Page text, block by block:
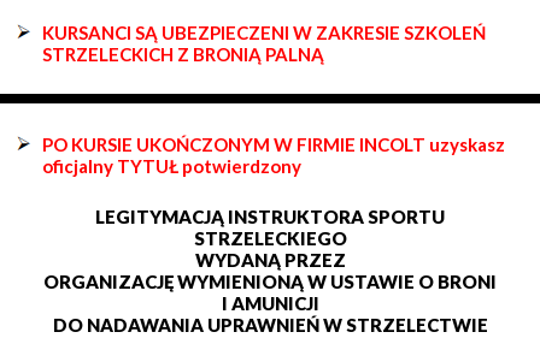
KURSANCI SĄ UBEZPIECZENI W ZAKRESIE SZKOLEŃ
STRZELECKICH Z BRONIĄ PALNĄ
PO KURSIE UKOŃCZONYM W FIRMIE INCOLT uzyskasz
oficjalny TYTUŁ potwierdzony
LEGITYMACJĄ INSTRUKTORA SPORTU
STRZELECKIEGO
WYDANĄ PRZEZ
ORGANIZACJĘ WYMIENIONĄ W USTAWIE O BRONI
I AMUNICJI
DO NADAWANIA UPRAWNIEŃ W STRZELECTWIE